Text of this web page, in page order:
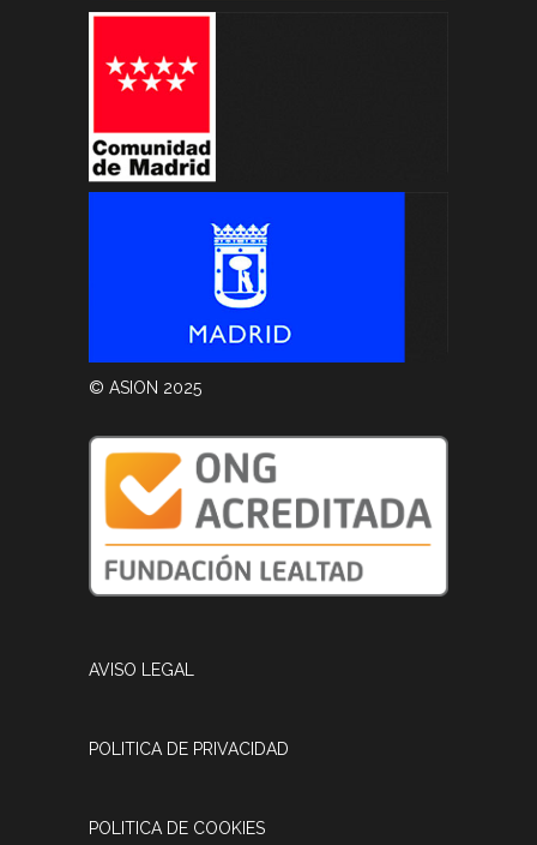
© ASION 2025
AVISO LEGAL
POLITICA DE PRIVACIDAD
POLITICA DE COOKIES